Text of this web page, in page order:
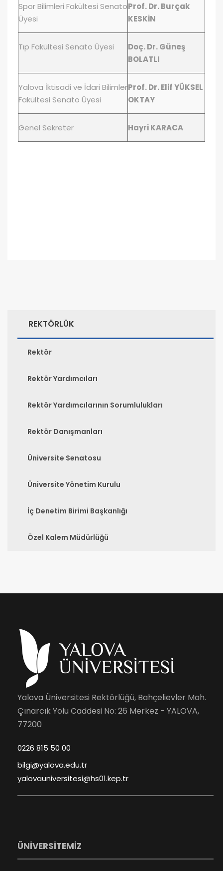
Spor Bilimleri Fakültesi Senato
Üyesi
Prof. Dr. Burçak
KESKİN
Tıp Fakültesi Senato Üyesi
Doç. Dr. Güneş
BOLATLI
Yalova İktisadi ve İdari Bilimler
Fakültesi Senato Üyesi
Prof. Dr. Elif YÜKSEL
OKTAY
Genel Sekreter Hayri KARACA
REKTÖRLÜK
Rektör
Rektör Yardımcıları
Rektör Yardımcılarının Sorumlulukları
Rektör Danışmanları
Üniversite Senatosu
Üniversite Yönetim Kurulu
İç Denetim Birimi Başkanlığı
Özel Kalem Müdürlüğü
Yalova Üniversitesi Rektörlüğü, Bahçelievler Mah.
Çınarcık Yolu Caddesi No: 26 Merkez - YALOVA,
77200
0226 815 50 00
bilgi@yalova.edu.tr
yalovauniversitesi@hs01.kep.tr
ÜNİVERSİTEMİZ